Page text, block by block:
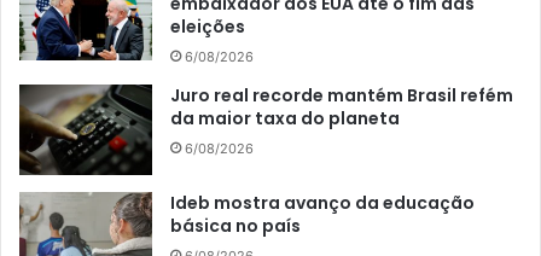
eleições
6/08/2026
Juro real recorde mantém Brasil refém
da maior taxa do planeta
6/08/2026
Ideb mostra avanço da educação
básica no país